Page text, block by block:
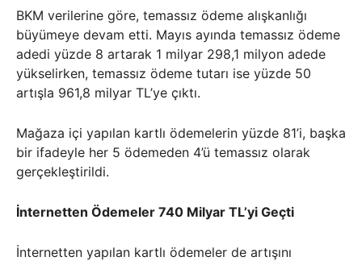
BKM verilerine göre, temassız ödeme alışkanlığı
büyümeye devam etti. Mayıs ayında temassız ödeme
adedi yüzde 8 artarak 1 milyar 298,1 milyon adede
yükselirken, temassız ödeme tutarı ise yüzde 50
artışla 961,8 milyar TL’ye çıktı.
Mağaza içi yapılan kartlı ödemelerin yüzde 81’i, başka
bir ifadeyle her 5 ödemeden 4’ü temassız olarak
gerçekleştirildi.
İnternetten Ödemeler 740 Milyar TL’yi Geçti
İnternetten yapılan kartlı ödemeler de artışını